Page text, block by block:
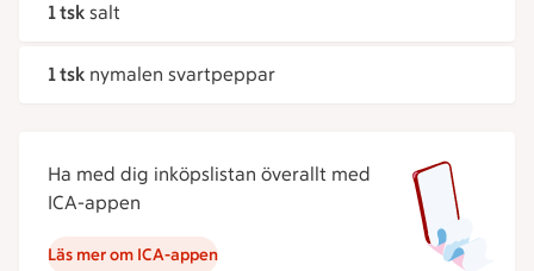
1 tsk salt
1 tsk nymalen svartpeppar
Ha med dig inköpslistan överallt med
ICA-appen
Läs mer om ICA-appen